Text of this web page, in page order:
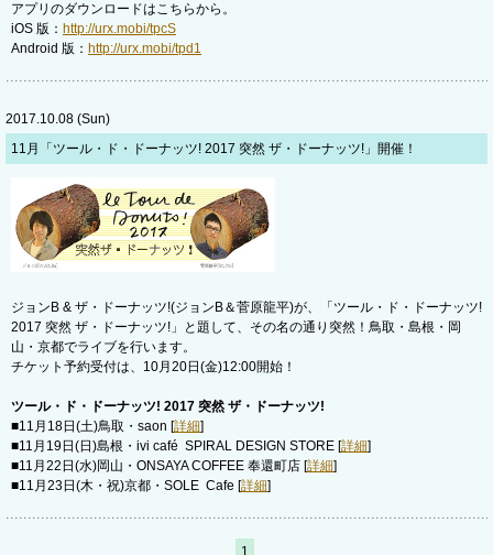
アプリのダウンロードはこちらから。
iOS 版： http://urx.mobi/tpcS
Android 版： http://urx.mobi/tpd1
2017.10.08 (Sun)
11月「ツール・ド・ドーナッツ! 2017 突然 ザ・ドーナッツ!」開催！
ジョンB & ザ・ドーナッツ!(ジョンB＆菅原龍平)が、「ツール・ド・ドーナッツ!
2017 突然 ザ・ドーナッツ!」と題して、その名の通り突然！鳥取・島根・岡
山・京都でライブを行います。
チケット予約受付は、10月20日(金)12:00開始！
ツール・ド・ドーナッツ! 2017 突然 ザ・ドーナッツ!
■11月18日(土)鳥取・saon [詳細]
■11月19日(日)島根・ivi café SPIRAL DESIGN STORE [詳細]
■11月22日(水)岡山・ONSAYA COFFEE 奉還町店 [詳細]
■11月23日(木・祝)京都・SOLE Cafe [詳細]
1